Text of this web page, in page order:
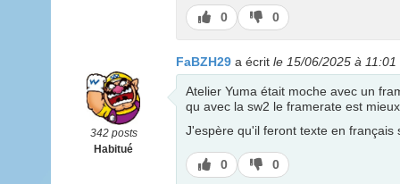
J’aime
0
J’aime
pas
0
342 posts
Habitué
FaBZH29 a écrit le 15/06/2025 à 11:01
Atelier Yuma était moche avec un
qu avec la sw2 le framerate est mieux
J'espère qu'il feront texte en français
J’aime
0
J’aime
pas
0